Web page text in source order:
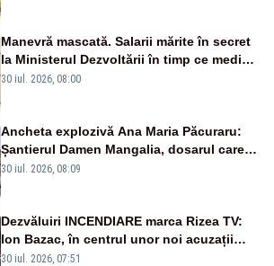
Manevră mascată. Salarii mărite în secret
la Ministerul Dezvoltării în timp ce medicii
ies în stradă
30 iul. 2026, 08:00
Ancheta explozivă Ana Maria Păcuraru:
Șantierul Damen Mangalia, dosarul care
scufundă apărarea României
30 iul. 2026, 08:09
Dezvăluiri INCENDIARE marca Rizea TV:
Ion Bazac, în centrul unor noi acuzații
publice
30 iul. 2026, 07:51